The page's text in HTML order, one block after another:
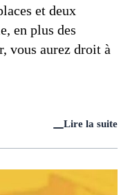
et deux
en plus des
vous aurez droit à
Lire la suite